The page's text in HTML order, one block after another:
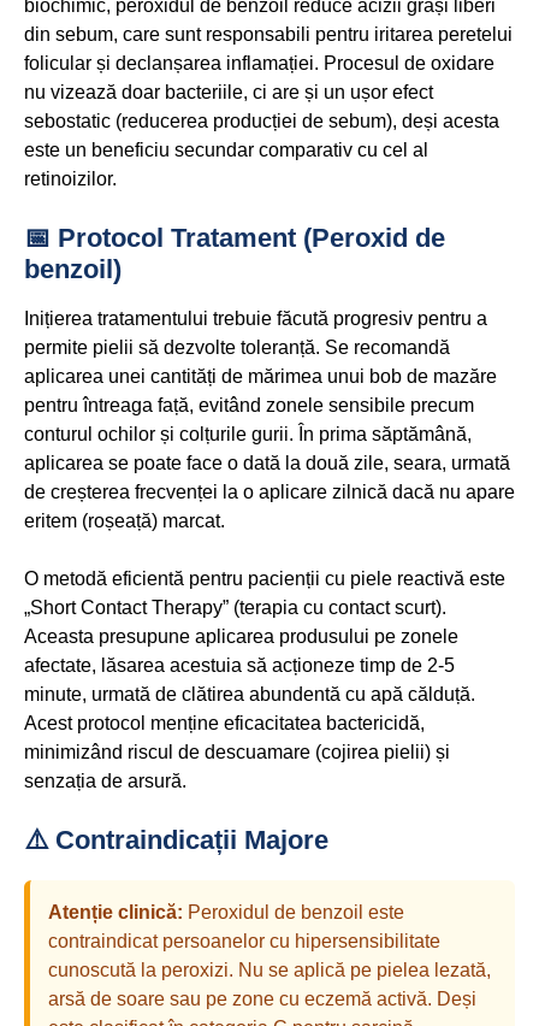
biochimic, peroxidul de benzoil reduce acizii grași liberi
din sebum, care sunt responsabili pentru iritarea peretelui
folicular și declanșarea inflamației. Procesul de oxidare
nu vizează doar bacteriile, ci are și un ușor efect
sebostatic (reducerea producției de sebum), deși acesta
este un beneficiu secundar comparativ cu cel al
retinoizilor.
📅 Protocol Tratament (Peroxid de
benzoil)
Inițierea tratamentului trebuie făcută progresiv pentru a
permite pielii să dezvolte toleranță. Se recomandă
aplicarea unei cantități de mărimea unui bob de mazăre
pentru întreaga față, evitând zonele sensibile precum
conturul ochilor și colțurile gurii. În prima săptămână,
aplicarea se poate face o dată la două zile, seara, urmată
de creșterea frecvenței la o aplicare zilnică dacă nu apare
eritem (roșeață) marcat.
O metodă eficientă pentru pacienții cu piele reactivă este
„Short Contact Therapy” (terapia cu contact scurt).
Aceasta presupune aplicarea produsului pe zonele
afectate, lăsarea acestuia să acționeze timp de 2-5
minute, urmată de clătirea abundentă cu apă călduță.
Acest protocol menține eficacitatea bactericidă,
minimizând riscul de descuamare (cojirea pielii) și
senzația de arsură.
⚠️ Contraindicații Majore
Atenție clinică: Peroxidul de benzoil este
contraindicat persoanelor cu hipersensibilitate
cunoscută la peroxizi. Nu se aplică pe pielea lezată,
arsă de soare sau pe zone cu eczemă activă. Deși